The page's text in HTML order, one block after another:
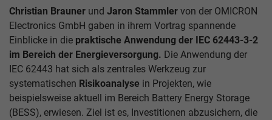
Christian Brauner und Jaron Stammler von der OMICRON
Electronics GmbH gaben in ihrem Vortrag spannende
Einblicke in die praktische Anwendung der IEC 62443-3-2
im Bereich der Energieversorgung. Die Anwendung der
IEC 62443 hat sich als zentrales Werkzeug zur
systematischen Risikoanalyse in Projekten, wie
beispielsweise aktuell im Bereich Battery Energy Storage
(BESS), erwiesen. Ziel ist es, Investitionen abzusichern, die